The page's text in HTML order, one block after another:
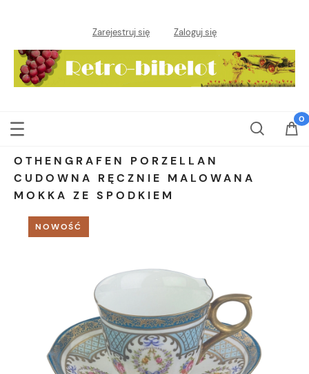
Zarejestruj się Zaloguj się
OTHENGRAFEN PORZELLAN
CUDOWNA RĘCZNIE MALOWANA
MOKKA ZE SPODKIEM
NOWOŚĆ